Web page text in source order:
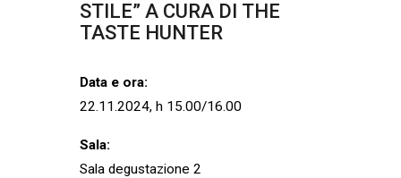
STILE” A CURA DI THE
TASTE HUNTER
Data e ora:
22.11.2024, h 15.00/16.00
Sala:
Sala degustazione 2